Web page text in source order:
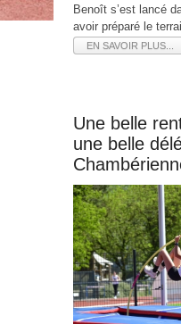
Benoît s’est lancé
avoir préparé le
EN SAVOIR PLUS...
Une belle
une belle